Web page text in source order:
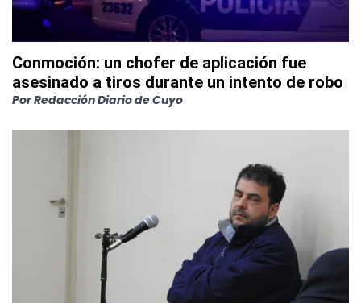
Conmoción: un chofer de aplicación fue
asesinado a tiros durante un intento de robo
PorRedacción Diario de Cuyo